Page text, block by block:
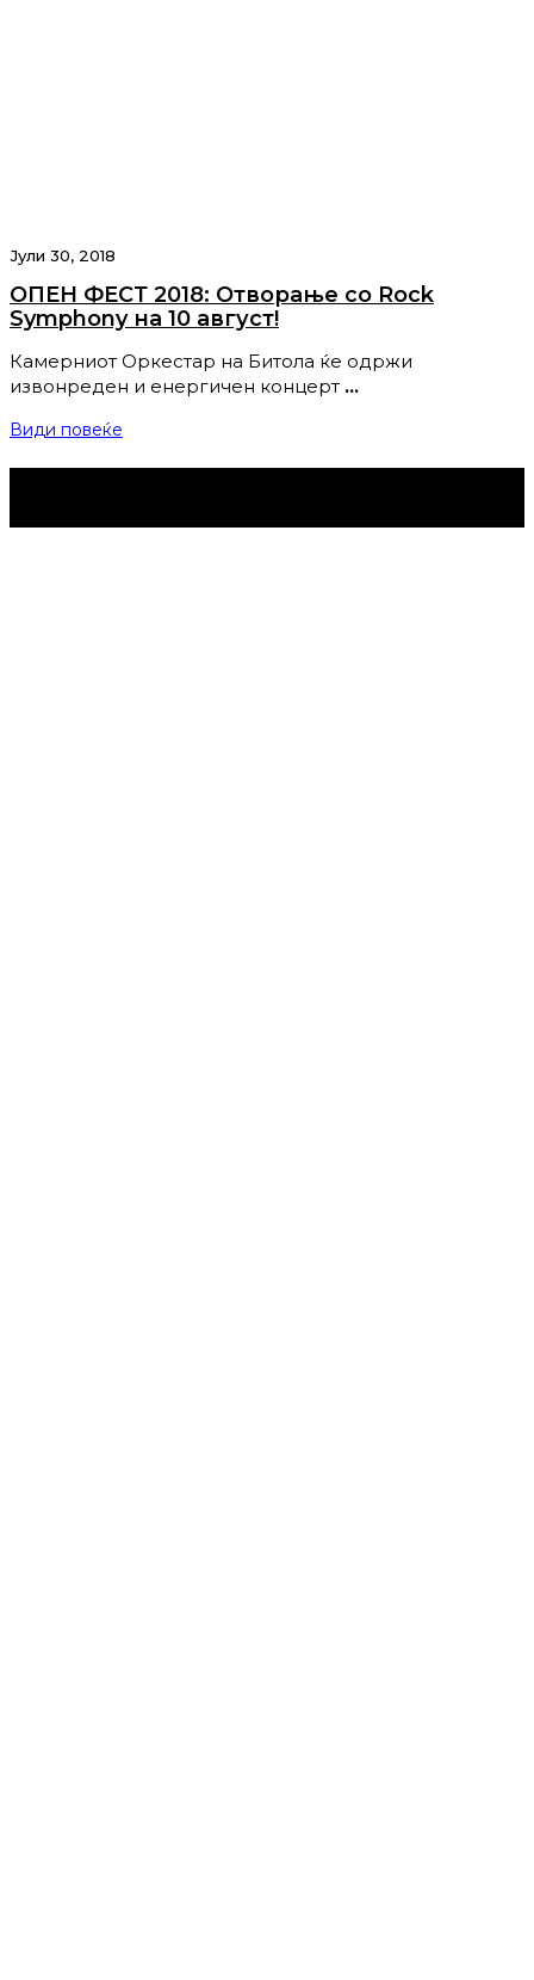
Јули 30, 2018
ОПЕН ФЕСТ 2018: Отворање со Rock
Symphony на 10 август!
Камерниот Оркестар на Битола ќе одржи
извонреден и енергичен концерт …
Види повеќе